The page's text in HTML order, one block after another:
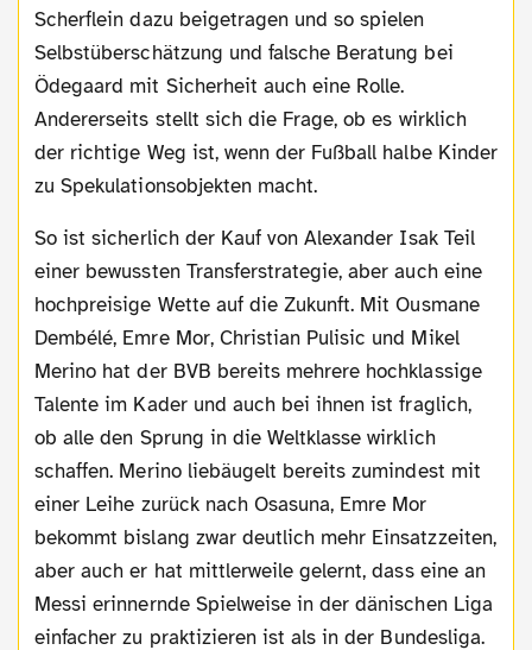
Scherflein dazu beigetragen und so spielen
Selbstüberschätzung und falsche Beratung bei
Ödegaard mit Sicherheit auch eine Rolle.
Andererseits stellt sich die Frage, ob es wirklich
der richtige Weg ist, wenn der Fußball halbe Kinder
zu Spekulationsobjekten macht.
So ist sicherlich der Kauf von Alexander Isak Teil
einer bewussten Transferstrategie, aber auch eine
hochpreisige Wette auf die Zukunft. Mit Ousmane
Dembélé, Emre Mor, Christian Pulisic und Mikel
Merino hat der BVB bereits mehrere hochklassige
Talente im Kader und auch bei ihnen ist fraglich,
ob alle den Sprung in die Weltklasse wirklich
schaffen. Merino liebäugelt bereits zumindest mit
einer Leihe zurück nach Osasuna, Emre Mor
bekommt bislang zwar deutlich mehr Einsatzzeiten,
aber auch er hat mittlerweile gelernt, dass eine an
Messi erinnernde Spielweise in der dänischen Liga
einfacher zu praktizieren ist als in der Bundesliga.